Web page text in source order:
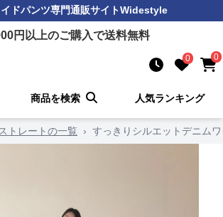
ドパンツ専門通販サイトWidestyle
円以上のご購入で送料無料
0 0
商品を検索 人気ランキング
ストレートの一覧 › すっきりシルエットデニム